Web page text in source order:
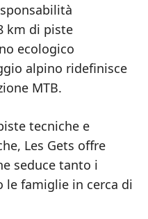
km di piste
ecologico
alpino ridefinisce
MTB.
tecniche e
Les Gets offre
seduce tanto i
famiglie in cerca di